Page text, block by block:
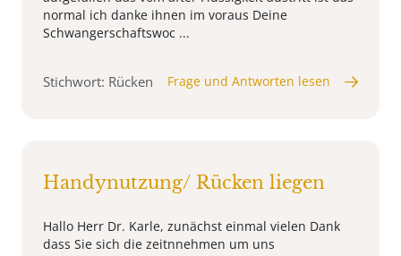
normal ich danke ihnen im voraus Deine
Schwangerschaftswoc ...
Stichwort: Rücken Frage und Antworten lesen
Handynutzung/ Rücken liegen
Hallo Herr Dr. Karle, zunächst einmal vielen Dank
dass Sie sich die zeitnnehmen um uns